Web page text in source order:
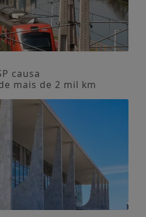
causa
mais de 2 mil km